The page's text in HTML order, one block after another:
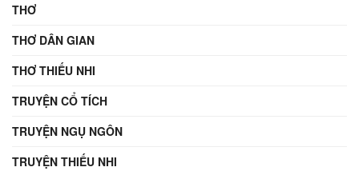
THƠ
THƠ DÂN GIAN
THƠ THIẾU NHI
TRUYỆN CỔ TÍCH
TRUYỆN NGỤ NGÔN
TRUYỆN THIẾU NHI